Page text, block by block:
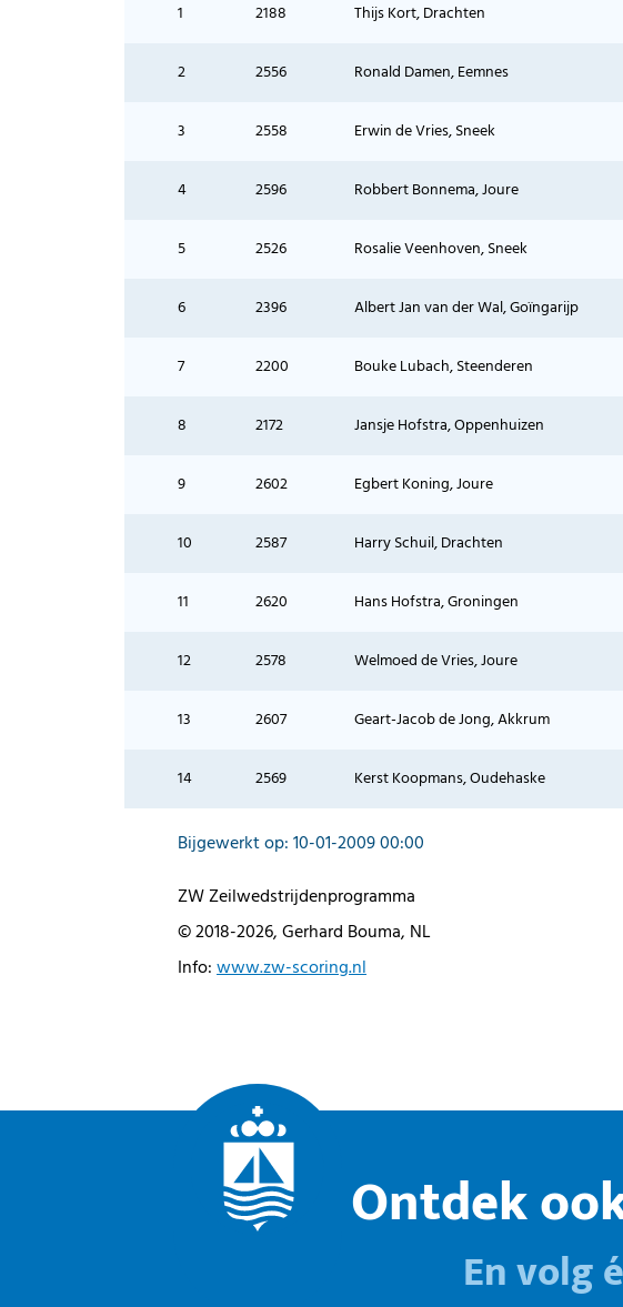
1 2188 Thijs Kort, Drachten
2 2556 Ronald Damen, Eemnes
3 2558 Erwin de Vries, Sneek
4 2596 Robbert Bonnema, Joure
5 2526 Rosalie Veenhoven, Sneek
6 2396 Albert Jan van der Wal, Goïngarijp
7 2200 Bouke Lubach, Steenderen
8 2172 Jansje Hofstra, Oppenhuizen
9 2602 Egbert Koning, Joure
10 2587 Harry Schuil, Drachten
11 2620 Hans Hofstra, Groningen
12 2578 Welmoed de Vries, Joure
13 2607 Geart-Jacob de Jong, Akkrum
14 2569 Kerst Koopmans, Oudehaske
Bijgewerkt op: 10-01-2009 00:00
ZW Zeilwedstrijdenprogramma
© 2018-2026, Gerhard Bouma, NL
Info:www.zw-scoring.nl
Ontdek
En volg